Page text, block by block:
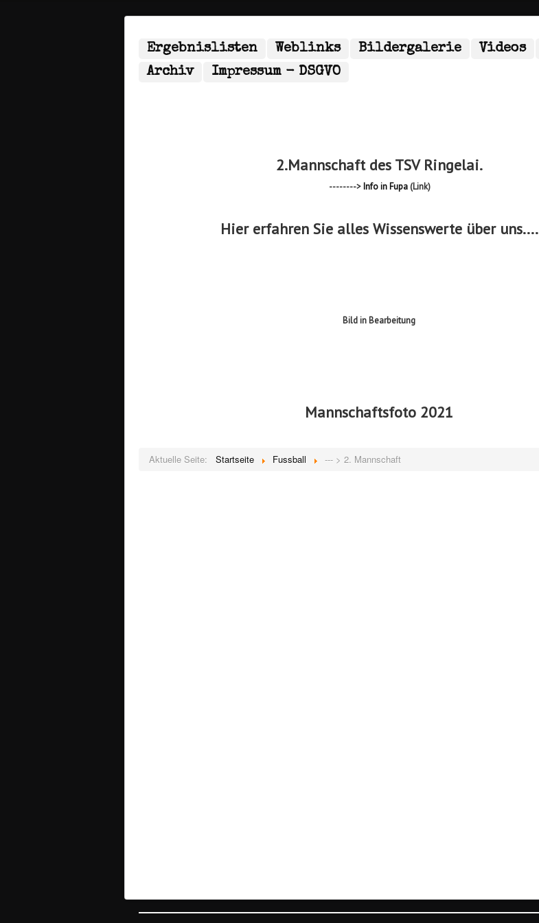
Ergebnislisten Weblinks Bildergalerie Videos
Archiv
Impressum - DSGVO
2.Mannschaft des TSV Ringelai.
--------> Info in Fupa (Link)
Hier erfahren Sie alles Wissenswerte über uns....
Bild in Bearbeitung
Mannschaftsfoto 2021
Aktuelle Seite: Startseite Fussball --- > 2. Mannschaft